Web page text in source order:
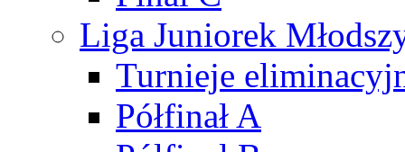
Liga Juniorek
Turnieje
Półfinał A